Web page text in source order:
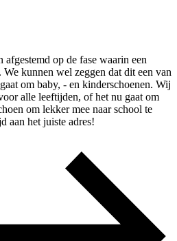
afgestemd op de fase waarin een
kunnen wel zeggen dat dit een van
om baby, - en kinderschoenen. Wij
alle leeftijden, of het nu gaat om
om lekker mee naar school te
aan het juiste adres!